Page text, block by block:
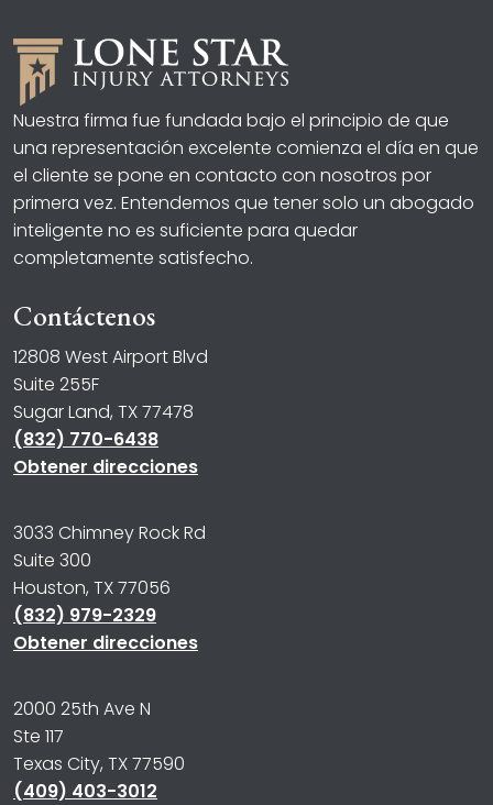
Nuestra firma fue fundada bajo el principio de que
una representación excelente comienza el día en que
el cliente se pone en contacto con nosotros por
primera vez. Entendemos que tener solo un abogado
inteligente no es suficiente para quedar
completamente satisfecho.
Contáctenos
12808 West Airport Blvd
Suite 255F
Sugar Land, TX 77478
(832) 770-6438
Obtener direcciones
3033 Chimney Rock Rd
Suite 300
Houston, TX 77056
(832) 979-2329
Obtener direcciones
2000 25th Ave N
Ste 117
Texas City, TX 77590
(409) 403-3012